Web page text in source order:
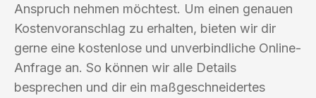
Anspruch nehmen möchtest. Um einen genauen
Kostenvoranschlag zu erhalten, bieten wir dir
gerne eine kostenlose und unverbindliche Online-
Anfrage an. So können wir alle Details
besprechen und dir ein maßgeschneidertes